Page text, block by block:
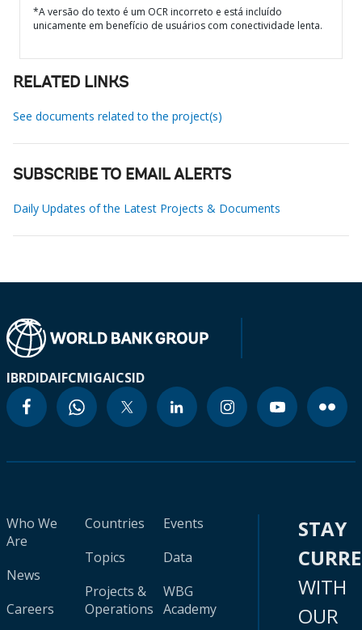
*A versão do texto é um OCR incorreto e está incluído
unicamente em benefício de usuários com conectividade lenta.
RELATED LINKS
See documents related to the project(s)
SUBSCRIBE TO EMAIL ALERTS
Daily Updates of the Latest Projects & Documents
IBRDIDAIFCMIGAICSID
Who We
Are
News
Careers
Countries
Topics
Projects &
Operations
Events
Data
WBG
Academy
STAY
WITH
OUR